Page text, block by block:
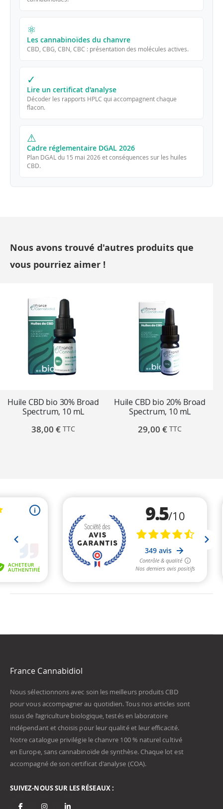
⚛
Les cannabinoïdes du chanvre
CBD, CBG, CBN, CBC : présentation des molécules actives.
✓
Lire un certificat d'analyse
Décoder les rapports HPLC qui accompagnent chaque
flacon.
⚠
Cadre réglementaire DGAL 2026
Plan DGAL du 15 mai 2026 et conséquences sur les huiles
CBD.
Nous avons trouvé d'autres produits que
vous pourriez aimer !
Huile CBD bio 30% Broad
Spectrum, 10 mL
38,00 €
Huile CBD bio 20% Broad
Spectrum, 10 mL
29,00 €
France Cannabidiol
Nous sélectionnons avec soin les meilleurs produits CBD
pour vous accompagner au quotidien. Tous nos articles sont
issus de l’agriculture biologique, testés en laboratoire
indépendant et choisis pour leur qualité et leur efficacité.
Notre catalogue privilégie le chanvre 100 % naturel cultivé
en Europe, sans cannabinoïde de synthèse. Chaque lot est
accompagné de son certificat d'analyse (COA).
SUIVEZ-NOUS SUR LES RÉSEAUX :